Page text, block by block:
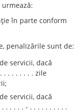
în parte conform
penalizările sunt de:
servicii, dacă
. . . . . . . zile
servicii, dacă
. . . . . - . . . . . . . . . .